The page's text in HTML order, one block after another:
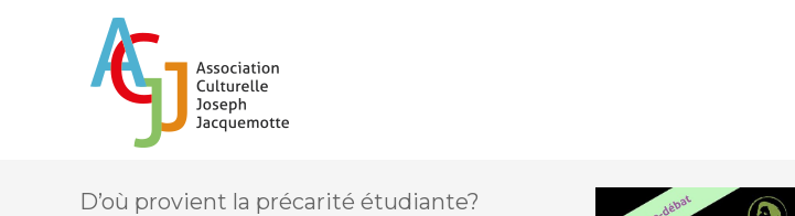
D’où provient la précarité étudiante?